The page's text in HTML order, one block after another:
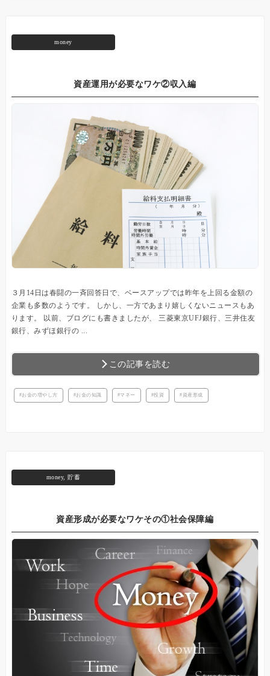
money
資産運用が必要なワケ②収入編
３月14日は春闘の一斉回答日で、ベースアップでは昨年を上回る金額の
企業も多数のようです。 しかし、一方であまり嬉しくないニュースもあ
ります。 以前、ブログにも書きましたが、 三菱東京UFJ銀行、三井住友
銀行、みずほ銀行の ...
この記事を読む
お金の増やし方 お金の知識 マネー 投資 資産形成
money,貯蓄
資産形成が必要なワケその①社会保障編